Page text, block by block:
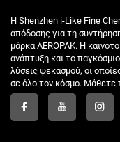
Η Shenzhen i-Like Fine
απόδοσης για τη
μάρκα AEROPAK. Η
ανάπτυξη και το
λύσεις ψεκασμού, οι
σε όλο τον κόσμο. Μάθετε